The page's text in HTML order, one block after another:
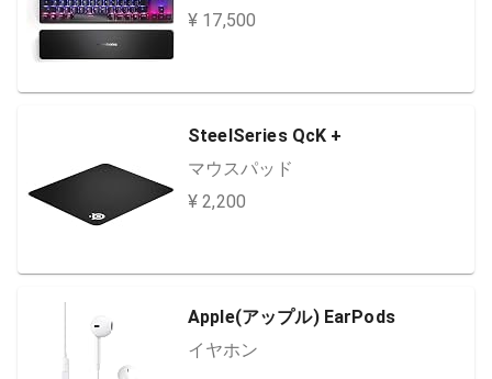
¥ 17,500
SteelSeries QcK +
マウスパッド
¥ 2,200
Apple(アップル) EarPods
イヤホン